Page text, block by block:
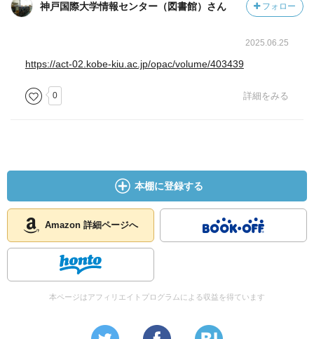
神戸国際大学情報センター（図書館）さん フォロー
2025.06.25
https://act-02.kobe-kiu.ac.jp/opac/volume/403439
0 詳細をみる
本棚に登録する
Amazon 詳細ページへ
本ページはアフィリエイトプログラムによる収益を得ています